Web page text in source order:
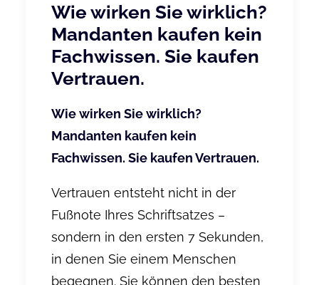
Wie wirken Sie wirklich?
Mandanten kaufen kein
Fachwissen. Sie kaufen
Vertrauen.
Wie wirken Sie wirklich?
Mandanten kaufen kein
Fachwissen. Sie kaufen Vertrauen.
Vertrauen entsteht nicht in der
Fußnote Ihres Schriftsatzes –
sondern in den ersten 7 Sekunden,
in denen Sie einem Menschen
begegnen. Sie können den besten